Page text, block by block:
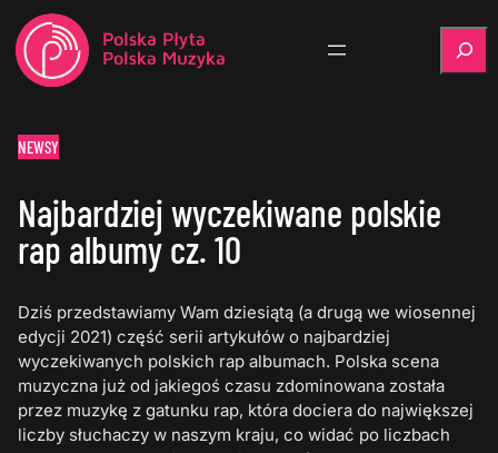
NEWSY
Najbardziej wyczekiwane polskie
rap albumy cz. 10
Dziś przedstawiamy Wam dziesiątą (a drugą we wiosennej
edycji 2021) część serii artykułów o najbardziej
wyczekiwanych polskich rap albumach. Polska scena
muzyczna już od jakiegoś czasu zdominowana została
przez muzykę z gatunku rap, która dociera do największej
liczby słuchaczy w naszym kraju, co widać po liczbach